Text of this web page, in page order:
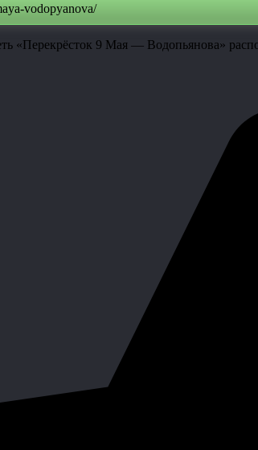
vodopyanova/
«Перекрёсток 9 Мая — Водопьянова»